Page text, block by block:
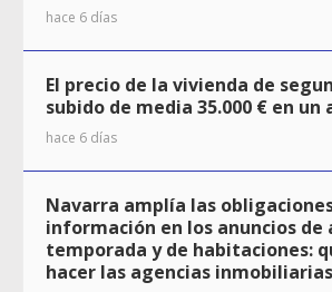
hace 6 días
El precio de la vivienda de
subido de media 35.000 € en un
hace 6 días
Navarra amplía las
información en los anuncios de
temporada y de habitaciones:
hacer las agencias inmobiliarias